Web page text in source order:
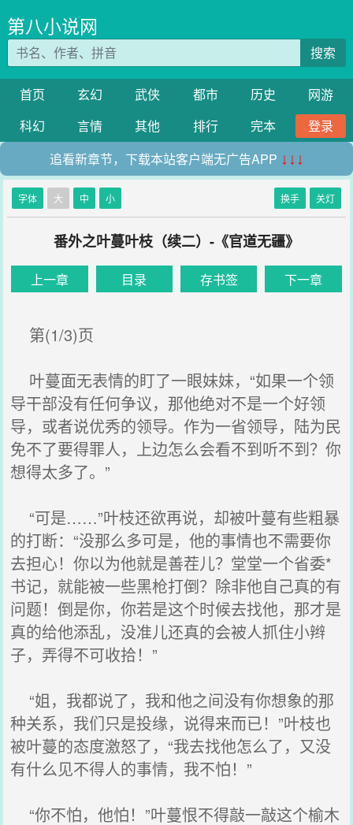
第八小说网
搜索
首页 玄幻 武侠 都市 历史
网游
科幻
言情 其他 排行 完本
登录
追看新章节，下载本站客户端无广告APP ↓↓↓
字体 大 中 小 换手 关灯
番外之叶蔓叶枝（续二）-《官道无疆》
上一章 目录 存书签 下一章
第(1/3)页
叶蔓面无表情的盯了一眼妹妹，“如果一个领
导干部没有任何争议，那他绝对不是一个好领
导，或者说优秀的领导。作为一省领导，陆为民
免不了要得罪人，上边怎么会看不到听不到？你
想得太多了。”
“可是……”叶枝还欲再说，却被叶蔓有些粗暴
的打断：“没那么多可是，他的事情也不需要你
去担心！你以为他就是善茬儿？堂堂一个省委*
书记，就能被一些黑枪打倒？除非他自己真的有
问题！倒是你，你若是这个时候去找他，那才是
真的给他添乱，没准儿还真的会被人抓住小辫
子，弄得不可收拾！”
“姐，我都说了，我和他之间没有你想象的那
种关系，我们只是投缘，说得来而已！”叶枝也
被叶蔓的态度激怒了，“我去找他怎么了，又没
有什么见不得人的事情，我不怕！”
“你不怕，他怕！”叶蔓恨不得敲一敲这个榆木